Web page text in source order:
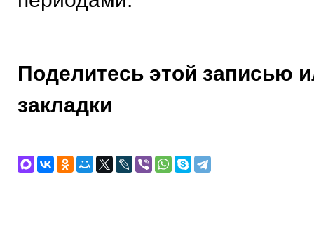
Поделитесь этой записью
закладки